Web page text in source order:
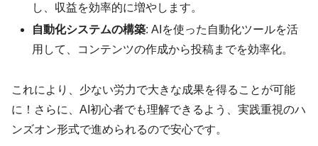
し、収益を効率的に増やします。
自動化システムの構築: AIを使った自動化ツールを活
用して、コンテンツの作成から投稿までを効率化。
これにより、少ない労力で大きな成果を得ることが可能
に！さらに、AI初心者でも理解できるよう、実践重視のハ
ンズオン形式で進められるので安心です。